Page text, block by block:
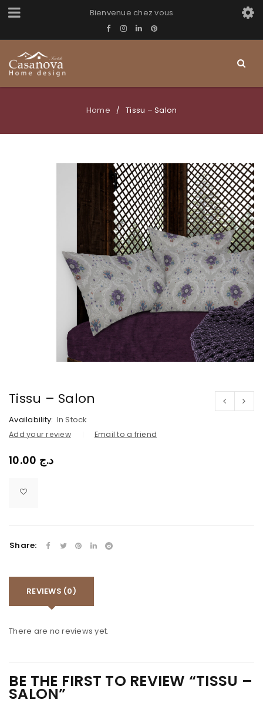
Bienvenue chez vous
Home / Tissu – Salon
Tissu – Salon
Availability: In Stock
Add your review Email to a friend
د.ج
Share:
REVIEWS (0)
There are no reviews yet.
BE THE FIRST TO REVIEW “TISSU –
SALON”